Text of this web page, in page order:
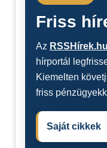
Friss
Az
hírportál
Kiemelten
friss
Saját cikkek